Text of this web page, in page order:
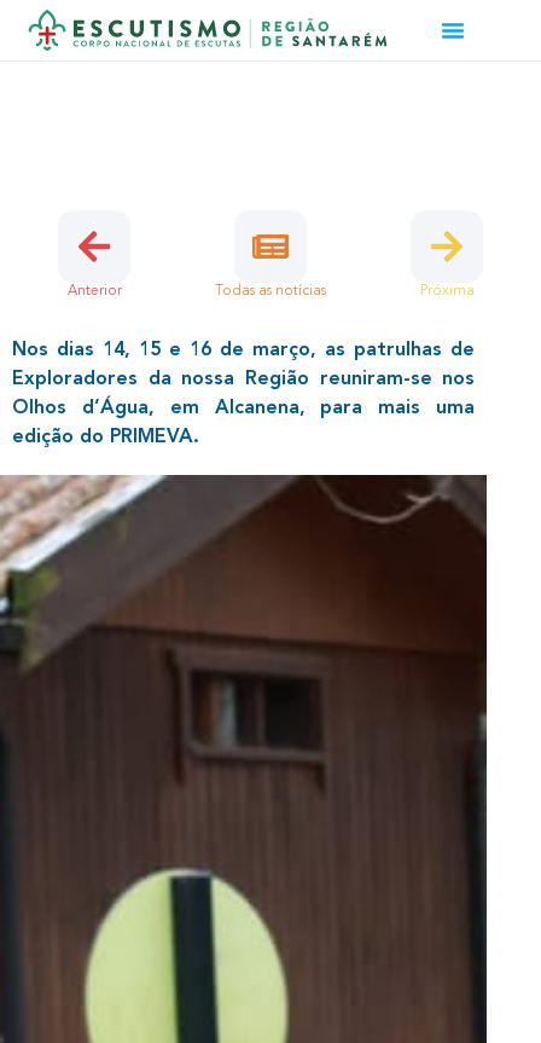
Anterior Todas as notícias Próxima
Nos dias 14, 15 e 16 de março, as patrulhas de
Exploradores da nossa Região reuniram-se nos
Olhos d’Água, em Alcanena, para mais uma
edição do PRIMEVA.